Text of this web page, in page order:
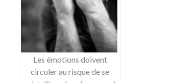
Les émotions doivent
circuler au risque de se